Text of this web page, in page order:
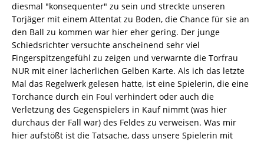
diesmal "konsequenter" zu sein und streckte unseren
Torjäger mit einem Attentat zu Boden, die Chance für sie an
den Ball zu kommen war hier eher gering. Der junge
Schiedsrichter versuchte anscheinend sehr viel
Fingerspitzengefühl zu zeigen und verwarnte die Torfrau
NUR mit einer lächerlichen Gelben Karte. Als ich das letzte
Mal das Regelwerk gelesen hatte, ist eine Spielerin, die eine
Torchance durch ein Foul verhindert oder auch die
Verletzung des Gegenspielers in Kauf nimmt (was hier
durchaus der Fall war) des Feldes zu verweisen. Was mir
hier aufstößt ist die Tatsache, dass unsere Spielerin mit